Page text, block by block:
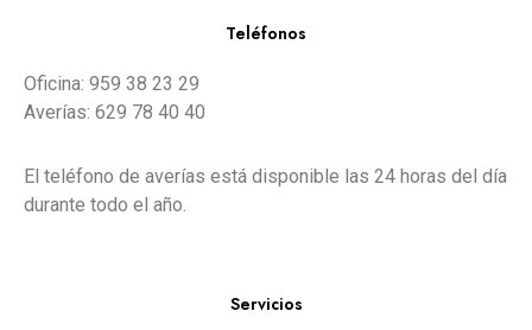
Teléfonos
Oficina: 959 38 23 29
Averías: 629 78 40 40
El teléfono de averías está disponible las 24 horas del día
durante todo el año.
Servicios